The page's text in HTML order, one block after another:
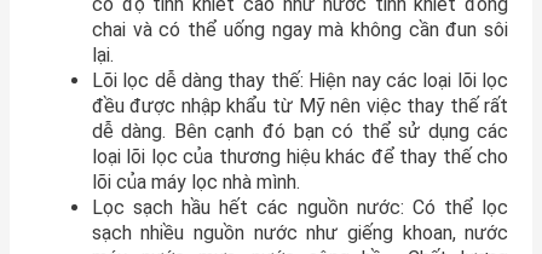
chai và có thể uống ngay mà không cần đun sôi
lại.
Lõi lọc dễ dàng thay thế: Hiện nay các loại lõi lọc
đều được nhập khẩu từ Mỹ nên việc thay thế rất
dễ dàng. Bên cạnh đó bạn có thể sử dụng các
loại lõi lọc của thương hiệu khác để thay thế cho
lõi của máy lọc nhà mình.
Lọc sạch hầu hết các nguồn nước: Có thể lọc
sạch nhiều nguồn nước như giếng khoan, nước